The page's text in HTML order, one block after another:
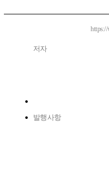
저자
발행사항